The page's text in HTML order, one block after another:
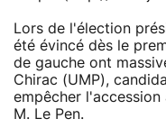
Lors de l'élection
été évincé dès le
de gauche ont
Chirac (UMP),
empêcher
M. Le Pen.